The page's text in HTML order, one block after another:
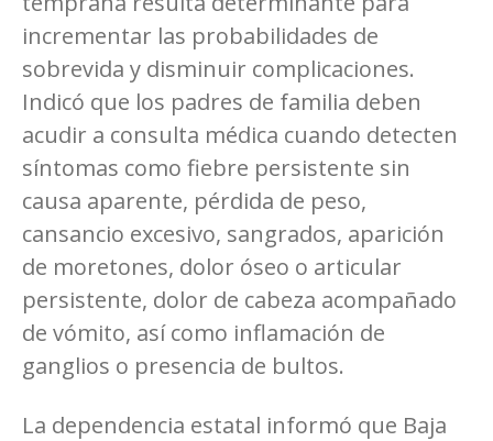
incrementar las probabilidades de
sobrevida y disminuir complicaciones.
Indicó que los padres de familia deben
acudir a consulta médica cuando detecten
síntomas como fiebre persistente sin
causa aparente, pérdida de peso,
cansancio excesivo, sangrados, aparición
de moretones, dolor óseo o articular
persistente, dolor de cabeza acompañado
de vómito, así como inflamación de
ganglios o presencia de bultos.
La dependencia estatal informó que Baja